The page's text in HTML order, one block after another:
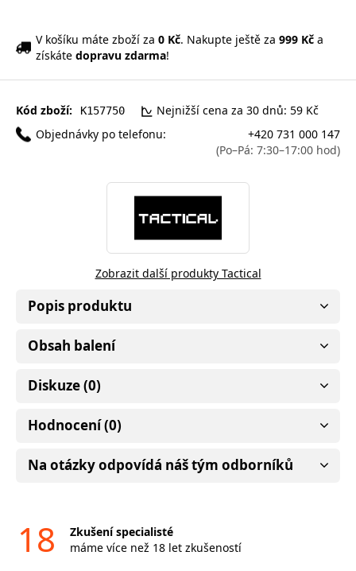
V košíku máte zboží za 0 Kč. Nakupte ještě za 999 Kč a
získáte dopravu zdarma!
Kód zboží: K157750
Nejnižší cena za 30 dnů: 59 Kč
Objednávky po telefonu:
+420 731 000 147
(Po–Pá: 7:30–17:00 hod)
Zobrazit další produkty Tactical
Popis produktu
Obsah balení
Diskuze (0)
Hodnocení (0)
Na otázky odpovídá náš tým odborníků
18
Zkušení specialisté
máme více než 18 let zkušeností